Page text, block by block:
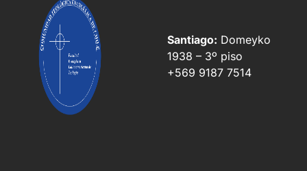
Santiago: Domeyko
1938 – 3º piso
+569 9187 7514